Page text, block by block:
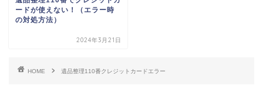
ードが使えない！（エラー時
の対処方法）
2024年3月21日
HOME 遺品整理110番クレジットカードエラー